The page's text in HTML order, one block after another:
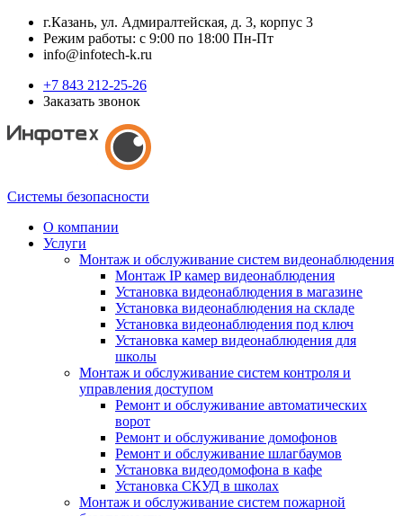
г.Казань, ул. Адмиралтейская, д. 3, корпус 3
Режим работы: с 9:00 по 18:00 Пн-Пт
info@infotech-k.ru
+7 843 212-25-26
Заказать звонок
Системы безопасности
О компании
Услуги
Монтаж и обслуживание систем видеонаблюдения
Монтаж IP камер видеонаблюдения
Установка видеонаблюдения в магазине
Установка видеонаблюдения на складе
Установка видеонаблюдения под ключ
Установка камер видеонаблюдения для
школы
Монтаж и обслуживание систем контроля и
управления доступом
Ремонт и обслуживание автоматических
ворот
Ремонт и обслуживание домофонов
Ремонт и обслуживание шлагбаумов
Установка видеодомофона в кафе
Установка СКУД в школах
Монтаж и обслуживание систем пожарной